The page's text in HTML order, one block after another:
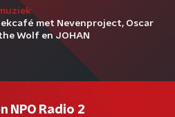
met Nevenproject, Oscar
Wolf en JOHAN
NPO Radio 2